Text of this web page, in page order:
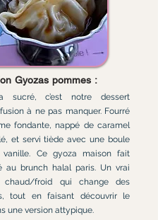
Gyozas pommes :
sucré, c’est notre dessert
à ne pas manquer. Fourré
fondante, nappé de caramel
et servi tiède avec une boule
Ce gyoza maison fait
au brunch halal paris. Un vrai
chaud/froid qui change des
tout en faisant découvrir le
une version attypique.